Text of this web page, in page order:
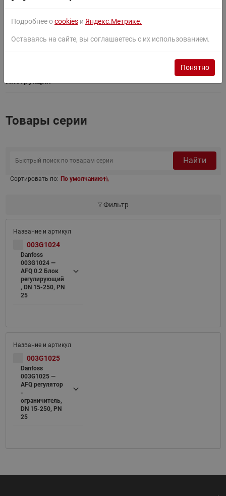
Инструкция
Товары серии
Найти
Сортировать по: По умолчанию
Фильтр
003G1024
Danfoss
003G1024 —
AFQ 0.2 Блок
регулирующий
, DN 15-250, PN
25
003G1025
Danfoss
003G1025 —
AFQ регулятор
-
ограничитель,
DN 15-250, PN
25
Подробнее оcookies и Яндекс.Метрике.
Оставаясь на сайте, вы соглашаетесь с их использованием.
Понятно